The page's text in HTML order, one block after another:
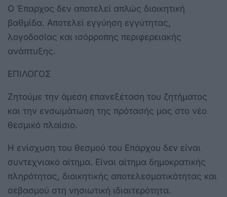
Ο Έπαρχος δεν αποτελεί απλώς διοικητική
βαθμίδα. Αποτελεί εγγύηση εγγύτητας,
λογοδοσίας και ισόρροπης περιφερειακής
ανάπτυξης.
ΕΠΙΛΟΓΟΣ
Ζητούμε την άμεση επανεξέταση του ζητήματος
και την ενσωμάτωση της πρότασής μας στο νέο
θεσμικό πλαίσιο.
Η ενίσχυση του θεσμού του Επάρχου δεν είναι
συντεχνιακό αίτημα. Είναι αίτημα δημοκρατικής
πληρότητας, διοικητικής αποτελεσματικότητας και
σεβασμού στη νησιωτική ιδιαιτερότητα.